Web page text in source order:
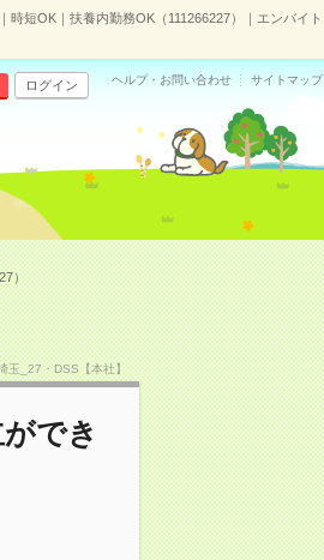
短OK｜扶養内勤務OK（111266227）｜エンバイト
ログイン ヘルプ・お問い合わせ サイトマップ
）
玉_27・DSS【本社】
でき